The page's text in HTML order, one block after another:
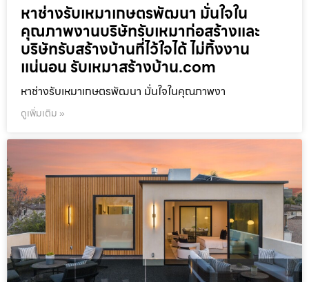
หาช่างรับเหมาเกษตรพัฒนา มั่นใจใน
คุณภาพงานบริษัทรับเหมาก่อสร้างและ
บริษัทรับสร้างบ้านที่ไว้ใจได้ ไม่ทิ้งงาน
แน่นอน รับเหมาสร้างบ้าน.com
หาช่างรับเหมาเกษตรพัฒนา มั่นใจในคุณภาพงา
ดูเพิ่มเติม »